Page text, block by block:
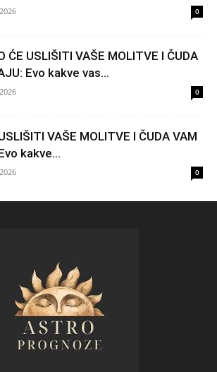
0
ĆE USLIŠITI VAŠE MOLITVE I ČUDA
Evo kakve vas...
0
VAŠE MOLITVE I ČUDA VAM
kakve...
0